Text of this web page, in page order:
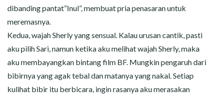
dibanding pantat”Inul”, membuat pria penasaran untuk
meremasnya.
Kedua, wajah Sherly yang sensual. Kalau urusan cantik, pasti
aku pilih Sari, namun ketika aku melihat wajah Sherly, maka
aku membayangkan bintang film BF. Mungkin pengaruh dari
bibirnya yang agak tebal dan matanya yang nakal. Setiap
kulihat bibir itu berbicara, ingin rasanya aku merasakan